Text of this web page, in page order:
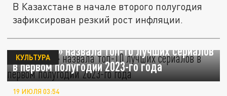
В Казахстане в начале второго полугодия
зафиксирован резкий рост инфляции.
«Лента.ру» назвала топ-10 лучших сериалов
в первом полугодии 2023-го года
КУЛЬТУРА
19 ИЮЛЯ 03:54